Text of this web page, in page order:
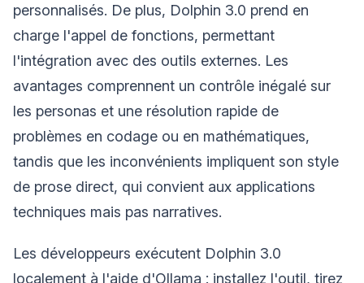
personnalisés. De plus, Dolphin 3.0 prend en
charge l'appel de fonctions, permettant
l'intégration avec des outils externes. Les
avantages comprennent un contrôle inégalé sur
les personas et une résolution rapide de
problèmes en codage ou en mathématiques,
tandis que les inconvénients impliquent son style
de prose direct, qui convient aux applications
techniques mais pas narratives.
Les développeurs exécutent Dolphin 3.0
localement à l'aide d'Ollama : installez l'outil, tirez